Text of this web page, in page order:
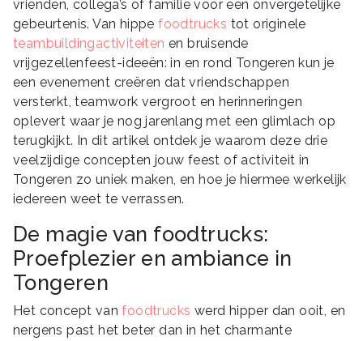
vrienden, collega’s of familie voor een onvergetelijke
gebeurtenis. Van hippefoodtrucks tot originele
teambuildingactiviteiten en bruisende
vrijgezellenfeest-ideeën: in en rond Tongeren kun je
een evenement creëren dat vriendschappen
versterkt, teamwork vergroot en herinneringen
oplevert waar je nog jarenlang met een glimlach op
terugkijkt. In dit artikel ontdek je waarom deze drie
veelzijdige concepten jouw feest of activiteit in
Tongeren zo uniek maken, en hoe je hiermee werkelijk
iedereen weet te verrassen.
De magie van foodtrucks:
Proefplezier en ambiance in
Tongeren
Het concept vanfoodtrucks werd hipper dan ooit, en
nergens past het beter dan in het charmante